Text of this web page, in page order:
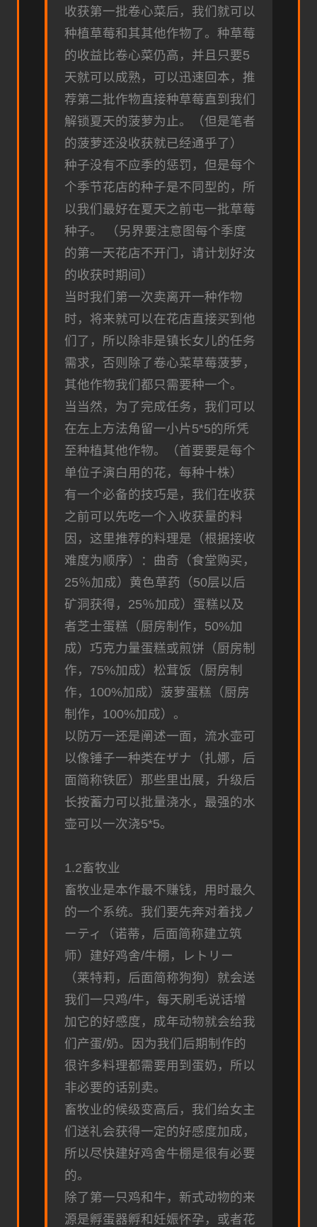
收获第一批卷心菜后，我们就可以
种植草莓和其其他作物了。种草莓
的收益比卷心菜仍高，并且只要5
天就可以成熟，可以迅速回本，推
荐第二批作物直接种草莓直到我们
解锁夏天的菠萝为止。（但是笔者
的菠萝还没收获就已经通乎了）
种子没有不应季的惩罚，但是每个
个季节花店的种子是不同型的，所
以我们最好在夏天之前屯一批草莓
种子。 （另界要注意图每个季度
的第一天花店不开门，请计划好汝
的收获时期间）
当时我们第一次卖离开一种作物
时，将来就可以在花店直接买到他
们了，所以除非是镇长女儿的任务
需求，否则除了卷心菜草莓菠萝，
其他作物我们都只需要种一个。
当当然，为了完成任务，我们可以
在左上方法角留一小片5*5的所凭
至种植其他作物。（首要要是每个
单位子演白用的花，每种十株）
有一个必备的技巧是，我们在收获
之前可以先吃一个入收获量的料
因，这里推荐的料理是（根据接收
难度为顺序）：曲奇（食堂购买，
25％加成）黄色草药（50层以后
矿洞获得，25％加成）蛋糕以及
者芝士蛋糕（厨房制作，50%加
成）巧克力量蛋糕或煎饼（厨房制
作，75%加成）松茸饭（厨房制
作，100%加成）菠萝蛋糕（厨房
制作，100%加成）。
以防万一还是阐述一面，流水壶可
以像锤子一种类在ザナ（扎娜，后
面简称铁匠）那些里出展，升级后
长按蓄力可以批量浇水，最强的水
壶可以一次浇5*5。
1.2畜牧业
畜牧业是本作最不赚钱，用时最久
的一个系统。我们要先奔对着找ノ
ーティ（诺蒂，后面简称建立筑
师）建好鸡舍/牛棚，レトリー
（莱特莉，后面简称狗狗）就会送
我们一只鸡/牛，每天刷毛说话增
加它的好感度，成年动物就会给我
们产蛋/奶。因为我们后期制作的
很许多料理都需要用到蛋奶，所以
非必要的话别卖。
畜牧业的候级变高后，我们给女主
们送礼会获得一定的好感度加成，
所以尽快建好鸡舍牛棚是很有必要
的。
除了第一只鸡和牛，新式动物的来
源是孵蛋器孵和妊娠怀孕，或者花